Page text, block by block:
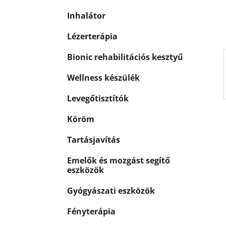
Inhalátor
Lézerterápia
Bionic rehabilitációs kesztyű
Wellness készülék
Levegőtisztítók
Köröm
Tartásjavítás
Emelők és mozgást segítő
eszközök
Gyógyászati eszközök
Fényterápia